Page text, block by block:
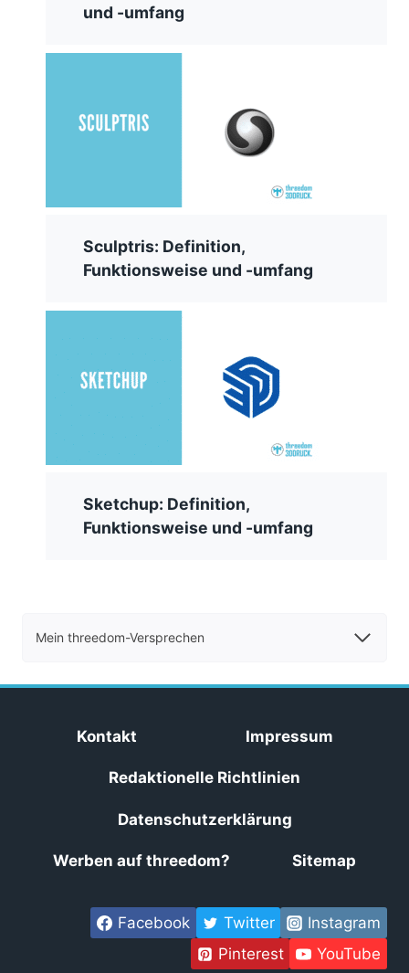
und -umfang
Sculptris: Definition,
Funktionsweise und -umfang
Sketchup: Definition,
Funktionsweise und -umfang
Mein threedom-Versprechen
Kontakt Impressum
Redaktionelle Richtlinien
Datenschutzerklärung
Werben auf threedom? Sitemap
Facebook Twitter
Instagram
Pinterest
YouTube